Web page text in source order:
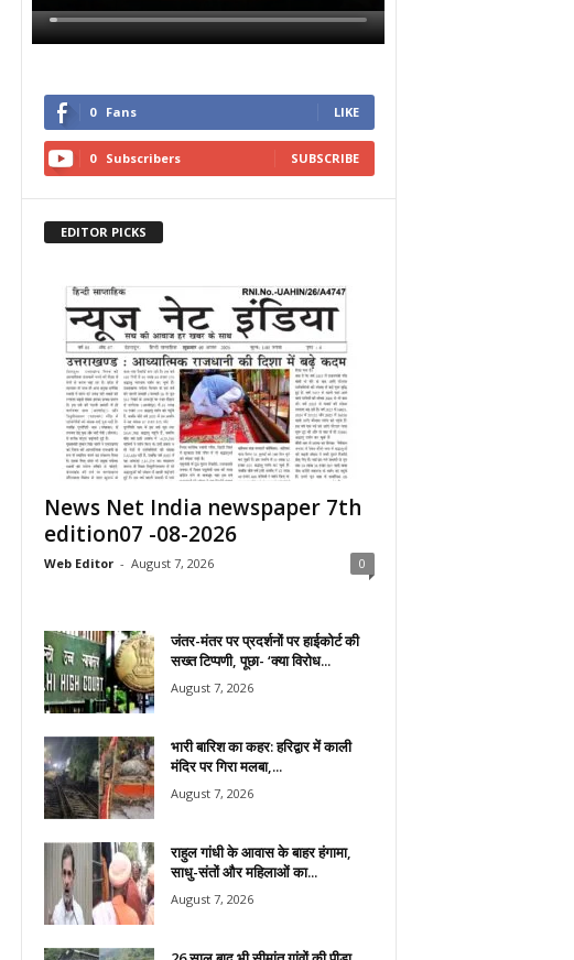
0 Fans LIKE
0 Subscribers SUBSCRIBE
EDITOR PICKS
News Net India newspaper 7th
edition07 -08-2026
Web Editor - August 7, 2026 0
जंतर-मंतर पर प्रदर्शनों पर हाईकोर्ट की
सख्त टिप्पणी, पूछा- ‘क्या विरोध...
August 7, 2026
भारी बारिश का कहर: हरिद्वार में काली
मंदिर पर गिरा मलबा,...
August 7, 2026
राहुल गांधी के आवास के बाहर हंगामा,
साधु-संतों और महिलाओं का...
August 7, 2026